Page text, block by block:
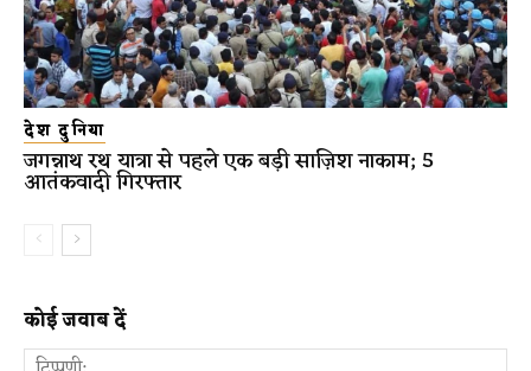
देश दुनिया
जगन्नाथ रथ यात्रा से पहले एक बड़ी साज़िश नाकाम; 5
आतंकवादी गिरफ्तार
कोई जवाब दें